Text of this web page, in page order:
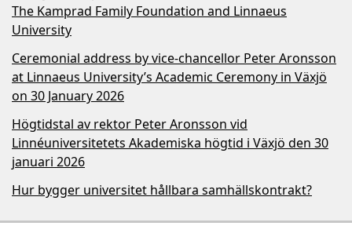
The Kamprad Family Foundation and Linnaeus
University
Ceremonial address by vice-chancellor Peter Aronsson
at Linnaeus University’s Academic Ceremony in Växjö
on 30 January 2026
Högtidstal av rektor Peter Aronsson vid
Linnéuniversitetets Akademiska högtid i Växjö den 30
januari 2026
Hur bygger universitet hållbara samhällskontrakt?